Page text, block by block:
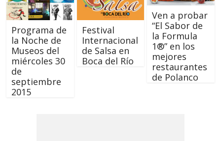
Programa de
la Noche de
Museos del
miércoles 30
de
septiembre
2015
Festival
Internacional
de Salsa en
Boca del Río
Ven a probar
“El Sabor de
la Formula
1®” en los
mejores
restaurantes
de Polanco